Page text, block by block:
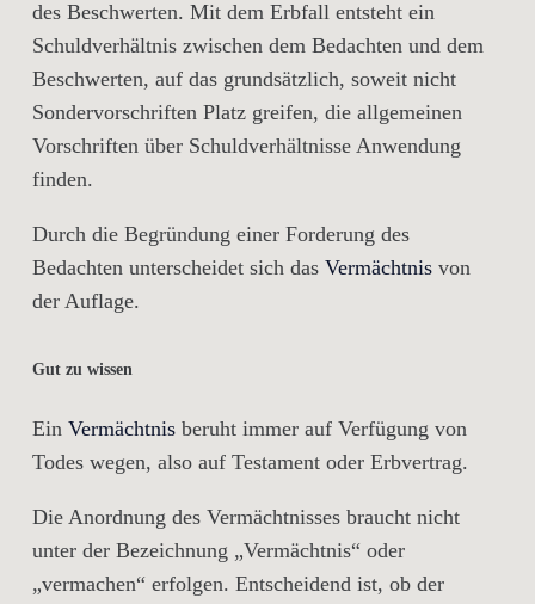
des Beschwerten. Mit dem Erbfall entsteht ein
Schuldverhältnis zwischen dem Bedachten und dem
Beschwerten, auf das grundsätzlich, soweit nicht
Sondervorschriften Platz greifen, die allgemeinen
Vorschriften über Schuldverhältnisse Anwendung
finden.
Durch die Begründung einer Forderung des
Bedachten unterscheidet sich das Vermächtnis von
der Auflage.
Gut zu wissen
Ein Vermächtnis beruht immer auf Verfügung von
Todes wegen, also auf Testament oder Erbvertrag.
Die Anordnung des Vermächtnisses braucht nicht
unter der Bezeichnung „Vermächtnis“ oder
„vermachen“ erfolgen. Entscheidend ist, ob der